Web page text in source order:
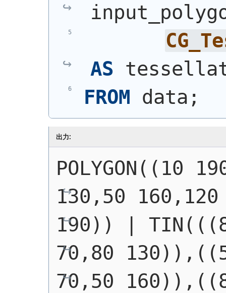
AS
FROM data;
出力:
POLYGON((10
130,50
190))
70,80
70,50